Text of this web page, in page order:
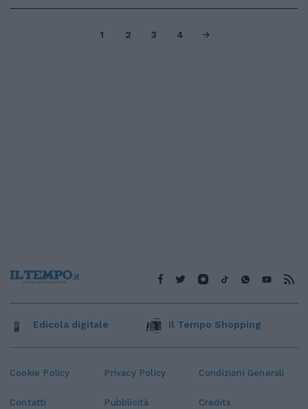
1 2 3 4
Cookie Policy Privacy Policy Condizioni Generali
Contatti Pubblicità Credits
Edicola digitale Il Tempo Shopping